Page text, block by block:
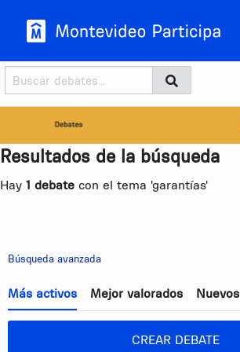
Buscador
Buscar BUSCAR
Resultados de la búsqueda
Hay 1 debate con el tema 'garantías'
Búsqueda avanzada
Más activos Mejor valorados Nuevos
CREAR DEBATE